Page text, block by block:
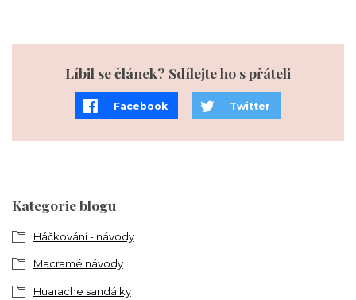
Kategorie blogu
Háčkování - návody
Macramé návody
Huarache sandálky
Líbil se článek? Sdílejte ho s přáteli
Facebook Twitter